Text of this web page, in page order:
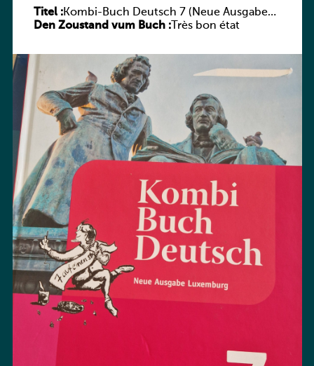
Titel :Kombi-Buch Deutsch 7 (Neue Ausgabe
Luxemburg)
Den Zoustand vum Buch :Très bon état